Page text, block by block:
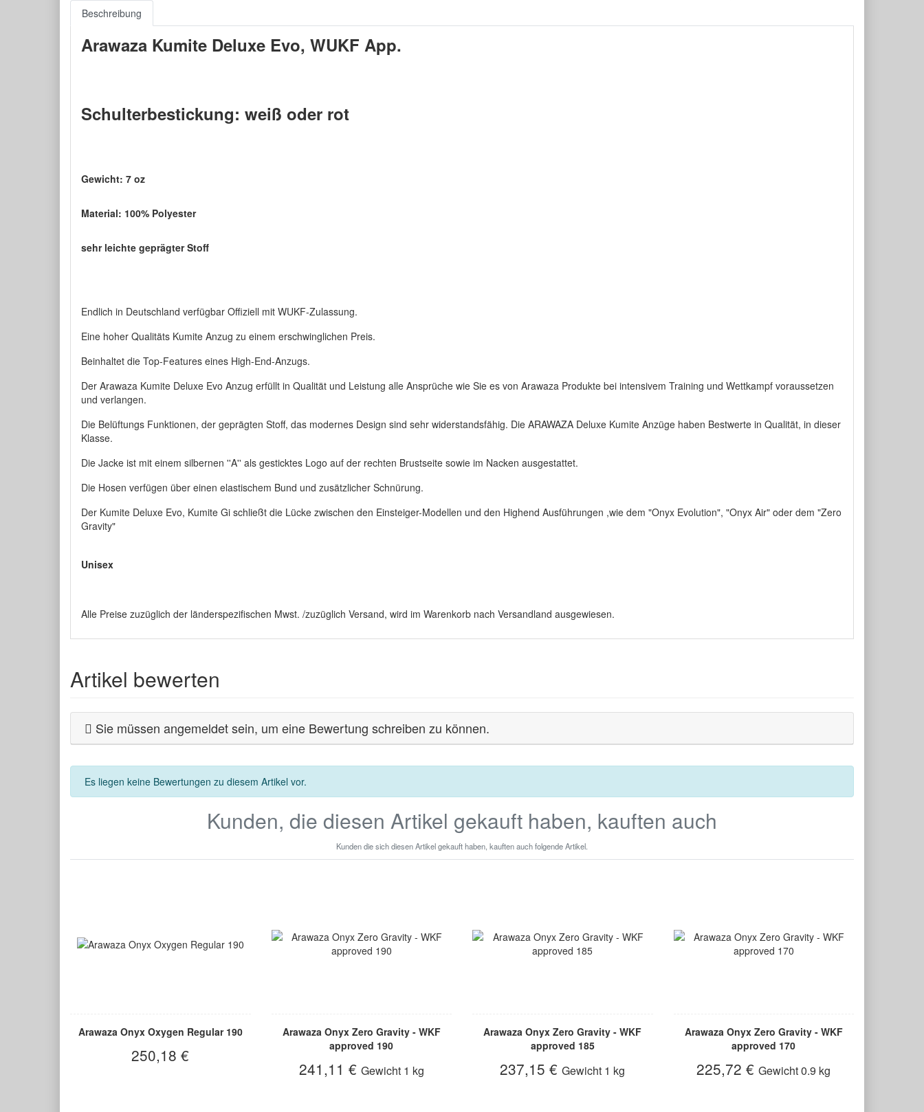
Beschreibung
Arawaza Kumite Deluxe Evo, WUKF App.
Schulterbestickung: weiß oder rot
Gewicht: 7 oz
Material: 100% Polyester
sehr leichte geprägter Stoff
Endlich in Deutschland verfügbar Offiziell mit WUKF-Zulassung.
Eine hoher Qualitäts Kumite Anzug zu einem erschwinglichen Preis.
Beinhaltet die Top-Features eines High-End-Anzugs.
Der Arawaza Kumite Deluxe Evo Anzug erfüllt in Qualität und Leistung alle Ansprüche wie Sie es von Arawaza Produkte bei intensivem Training und Wettkampf voraussetzen
und verlangen.
Die Belüftungs Funktionen, der geprägten Stoff, das modernes Design sind sehr widerstandsfähig. Die ARAWAZA Deluxe Kumite Anzüge haben Bestwerte in Qualität, in dieser
Klasse.
Die Jacke ist mit einem silbernen ''A'' als gesticktes Logo auf der rechten Brustseite sowie im Nacken ausgestattet.
Die Hosen verfügen über einen elastischem Bund und zusätzlicher Schnürung.
Der Kumite Deluxe Evo, Kumite Gi schließt die Lücke zwischen den Einsteiger-Modellen und den Highend Ausführungen ,wie dem "Onyx Evolution", "Onyx Air" oder dem "Zero
Gravity"
Unisex
Alle Preise zuzüglich der länderspezifischen Mwst. /zuzüglich Versand, wird im Warenkorb nach Versandland ausgewiesen.
Artikel bewerten
Sie müssen angemeldet sein, um eine Bewertung schreiben zu können.
Es liegen keine Bewertungen zu diesem Artikel vor.
Kunden, die diesen Artikel gekauft haben, kauften auch
Kunden die sich diesen Artikel gekauft haben, kauften auch folgende Artikel.
Arawaza Onyx Oxygen Regular 190
250,18 €
Arawaza Onyx Zero Gravity - WKF
approved 190
241,11 € Gewicht 1 kg
Arawaza Onyx Zero Gravity - WKF
approved 185
237,15 €Gewicht 1 kg
Arawaza Onyx Zero Gravity - WKF
approved 170
225,72 €Gewicht0.9 kg